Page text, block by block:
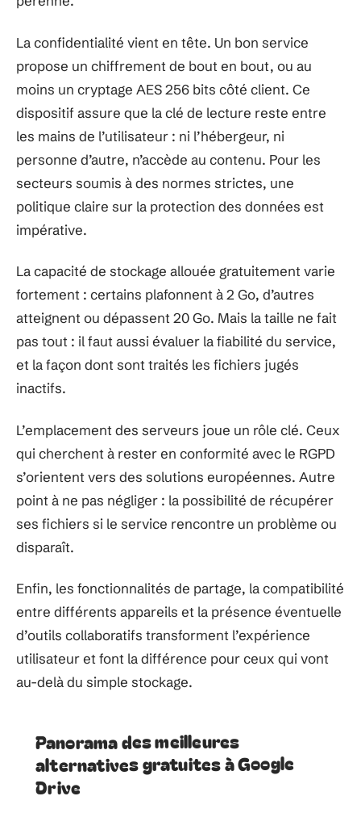
La confidentialité vient en tête. Un bon service
propose un chiffrement de bout en bout, ou au
moins un cryptage AES 256 bits côté client. Ce
dispositif assure que la clé de lecture reste entre
les mains de l’utilisateur : ni l’hébergeur, ni
personne d’autre, n’accède au contenu. Pour les
secteurs soumis à des normes strictes, une
politique claire sur la protection des données est
impérative.
La capacité de stockage allouée gratuitement varie
fortement : certains plafonnent à 2 Go, d’autres
atteignent ou dépassent 20 Go. Mais la taille ne fait
pas tout : il faut aussi évaluer la fiabilité du service,
et la façon dont sont traités les fichiers jugés
inactifs.
L’emplacement des serveurs joue un rôle clé. Ceux
qui cherchent à rester en conformité avec le RGPD
s’orientent vers des solutions européennes. Autre
point à ne pas négliger : la possibilité de récupérer
ses fichiers si le service rencontre un problème ou
disparaît.
Enfin, les fonctionnalités de partage, la compatibilité
entre différents appareils et la présence éventuelle
d’outils collaboratifs transforment l’expérience
utilisateur et font la différence pour ceux qui vont
au-delà du simple stockage.
Panorama des meilleures
alternatives gratuites à Google
Drive